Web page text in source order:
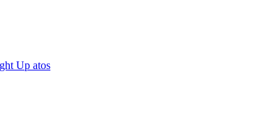
Up atos